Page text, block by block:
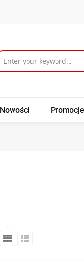
Nowości Promocje